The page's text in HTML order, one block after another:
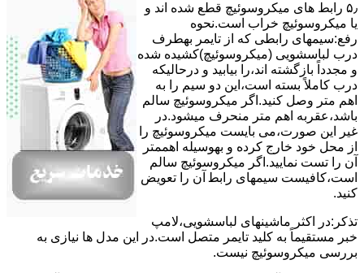
۵٫ رابط های ﻣﯿﮑﺮوﺳﻮﺋﯿﭻ ﻗﻄﻊ شده اند و
ﯾﺎ ﻣﯿﮑﺮوﺳﻮﺋﯿﭻ ﺧﺮاب اﺳﺖ.نحوه
رفع:سیمهای راﺑﻄﯽ ﮐﻪ از ﺗﺎﯾﻤﺮ بهطرف
درب لباسشویی (ﻣﯿﮑﺮوﺳﻮﺋﯿﭻ)کشیده شده
و مجدداً بازگشته اند،را ﺑﯿﺎﺑﯿﺪ و درحالیکه
درب کاملاً ﺑﺴﺘﻪ اﺳﺖ،اﯾﻦ دو ﺳﯿﻢ را ﺑﻪ
اﻫﻢ ﻣﺘﺮ وصل کنید.اﮔﺮ ﻣﯿﮑﺮوﺳﻮﺋﯿﭻ ﺳﺎﻟﻢ
ﺑﺎﺷﺪ،ﻋﻘﺮﺑﻪ اهم متر ﻣﻨﺤﺮف میشود.در
ﻏﯿﺮ اﯾﻦ ﺻﻮرت،می بایست ﻣﯿﮑﺮوﺳﻮﺋﯿﭻ را
از ﻣﺤﻞ خود ﺧﺎرج کرده و بهوسیله اهممتر
آن را ﺗﺴﺖ ﻧﻤﺎﯾﯿﺪ.اﮔﺮ ﻣﯿﮑﺮوﺳﻮﺋﯿﭻ ﺳﺎﻟﻢ
اﺳﺖ،ﮐﺎﻓﯿﺴﺖ سیمهای راﺑﻄ آن را ﺗﻌﻮﯾﺾ
کنید.
ﺗﺬﮐﺮ:در اﮐﺜﺮ ماشینهای لباسشویی،ﻻﻣﭗ
ﺧﺒﺮ مستقیماً ﺑﻪ ﮐﻠﯿﺪ ﺗﺎﯾﻤﺮ ﻣﺘﺼﻞ اﺳﺖ.در اﯾﻦ مدل ها ﻧﯿﺎزی ﺑﻪ
بررسی ﻣﯿﮑﺮوﺳﻮﺋﯿﭻ نیست.